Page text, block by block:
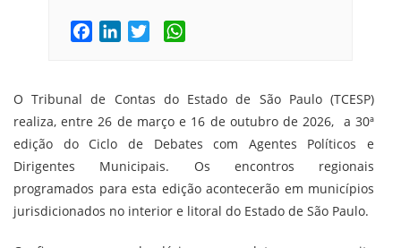
e
b
o
o
k
e
t
t
e
t
s
A
p
O Tribunal de Contas do Estado de São Paulo (TCESP)
realiza, entre 26 de março e 16 de outubro de 2026, a 30ª
edição do Ciclo de Debates com Agentes Políticos e
Dirigentes Municipais. Os encontros regionais
programados para esta edição acontecerão em municípios
jurisdicionados no interior e litoral do Estado de São Paulo.